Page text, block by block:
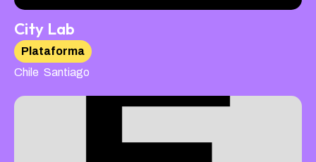
City Lab
Plataforma
Chile Santiago